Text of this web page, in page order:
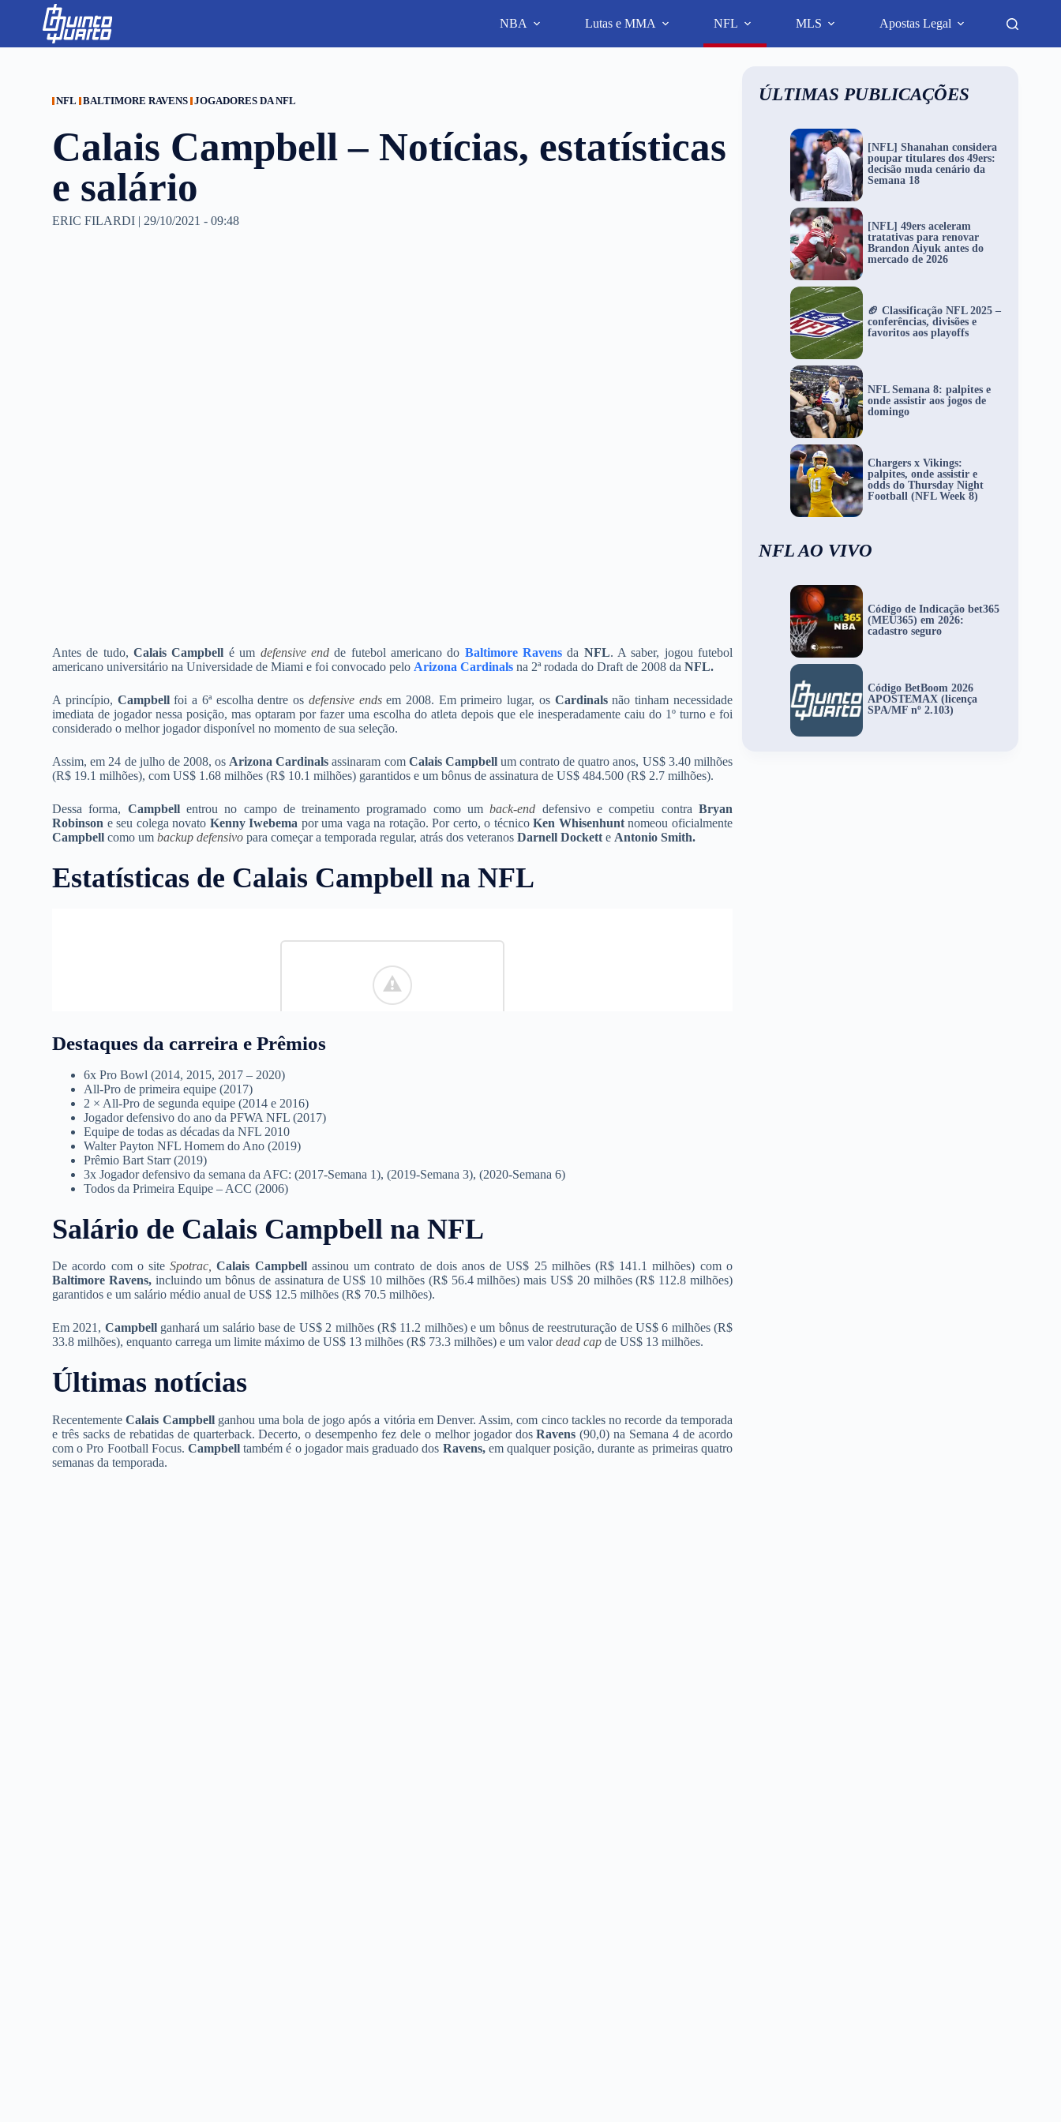
p
NBA Lutas e MMA NFL MLS Apostas Legal
NFL BALTIMORE RAVENS JOGADORES DA NFL
Calais Campbell – Notícias, estatísticas
e salário
ERIC FILARDI | 29/10/2021 - 09:48
Antes de tudo,Calais Campbell é um defensive endde futebol americano do Baltimore Ravensda NFL. A saber, jogou futebol
americano universitário na Universidade de Miami e foi convocado peloArizona Cardinals na 2ª rodada do Draft de 2008 daNFL.
A princípio, Campbellfoi a 6ª escolha dentre os defensive endsem 2008. Em primeiro lugar, os Cardinalsnão tinham necessidade
imediata de jogador nessa posição, mas optaram por fazer uma escolha do atleta depois que ele inesperadamente caiu do 1º turno e foi
considerado o melhor jogador disponível no momento de sua seleção.
Assim, em 24 de julho de 2008, osArizona Cardinals assinaram com Calais Campbellum contrato de quatro anos, US$ 3.40 milhões
(R$ 19.1 milhões), com US$ 1.68 milhões (R$ 10.1 milhões) garantidos e um bônus de assinatura de US$ 484.500 (R$ 2.7 milhões).
Dessa forma, Campbellentrou no campo de treinamento programado como umback-end defensivo e competiu contra Bryan
Robinson e seu colega novato Kenny Iwebema por uma vaga na rotação. Por certo, o técnicoKen Whisenhuntnomeou oficialmente
Campbell como umbackup defensivo para começar a temporada regular, atrás dos veteranosDarnell DocketteAntonio Smith.
Estatísticas de Calais Campbell na NFL
Destaques da carreira e Prêmios
6x Pro Bowl (2014, 2015, 2017 – 2020)
All-Pro de primeira equipe (2017)
2 × All-Pro de segunda equipe (2014 e 2016)
Jogador defensivo do ano da PFWA NFL (2017)
Equipe de todas as décadas da NFL 2010
Walter Payton NFL Homem do Ano (2019)
Prêmio Bart Starr (2019)
3x Jogador defensivo da semana da AFC: (2017-Semana 1), (2019-Semana 3), (2020-Semana 6)
Todos da Primeira Equipe – ACC (2006)
Salário de Calais Campbell na NFL
De acordo com o siteSpotrac,Calais Campbellassinou um contrato de dois anos de US$ 25 milhões (R$ 141.1 milhões) com o
Baltimore Ravens,incluindo um bônus de assinatura de US$ 10 milhões (R$ 56.4 milhões) mais US$ 20 milhões (R$ 112.8 milhões)
garantidos e um salário médio anual de US$ 12.5 milhões (R$ 70.5 milhões).
Em 2021, Campbellganhará um salário base de US$ 2 milhões (R$ 11.2 milhões) e um bônus de reestruturação de US$ 6 milhões (R$
33.8 milhões), enquanto carrega um limite máximo de US$ 13 milhões (R$ 73.3 milhões) e um valordead capde US$ 13 milhões.
Últimas notícias
RecentementeCalais Campbellganhou uma bola de jogo após a vitória em Denver. Assim, com cinco tackles no recorde da temporada
e três sacks de rebatidas de quarterback. Decerto, o desempenho fez dele o melhor jogador dosRavens (90,0) na Semana 4 de acordo
com o Pro Football Focus.Campbell também é o jogador mais graduado dos Ravens,em qualquer posição, durante as primeiras quatro
semanas da temporada.
ÚLTIMAS PUBLICAÇÕES
[NFL] Shanahan considera
poupar titulares dos 49ers:
decisão muda cenário da
Semana 18
[NFL] 49ers aceleram
tratativas para renovar
Brandon Aiyuk antes do
mercado de 2026
🏈 Classificação NFL 2025 –
conferências, divisões e
favoritos aos playoffs
NFL Semana 8: palpites e
onde assistir aos jogos de
domingo
Chargers x Vikings:
palpites, onde assistir e
odds do Thursday Night
Football (NFL Week 8)
NFL AO VIVO
Código de Indicação bet365
(MEU365) em 2026:
cadastro seguro
Código BetBoom 2026
APOSTEMAX (licença
SPA/MF nº 2.103)